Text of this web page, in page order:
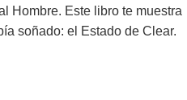
Hombre. Este libro te muestra
soñado: el Estado de Clear.